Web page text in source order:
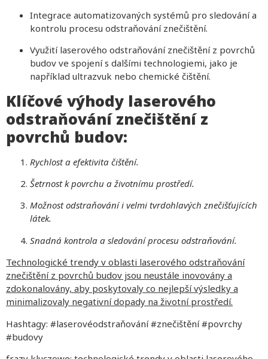
Integrace automatizovaných systémů pro sledování a
kontrolu procesu odstraňování znečištění.
Využití laserového odstraňování znečištění z povrchů
budov ve spojení s dalšími technologiemi, jako je
například ultrazvuk nebo chemické čištění.
Klíčové výhody laserového
odstraňování znečištění z
povrchů budov:
Rychlost a efektivita čištění.
Šetrnost k povrchu a životnímu prostředí.
Možnost odstraňování i velmi tvrdohlavých znečišťujících
látek.
Snadná kontrola a sledování procesu odstraňování.
Technologické trendy v oblasti laserového odstraňování
znečištění z povrchů budov jsou neustále inovovány a
zdokonalovány, aby poskytovaly co nejlepší výsledky a
minimalizovaly negativní dopady na životní prostředí.
Hashtagy: #laserovéodstraňování #znečištění #povrchy
#budovy